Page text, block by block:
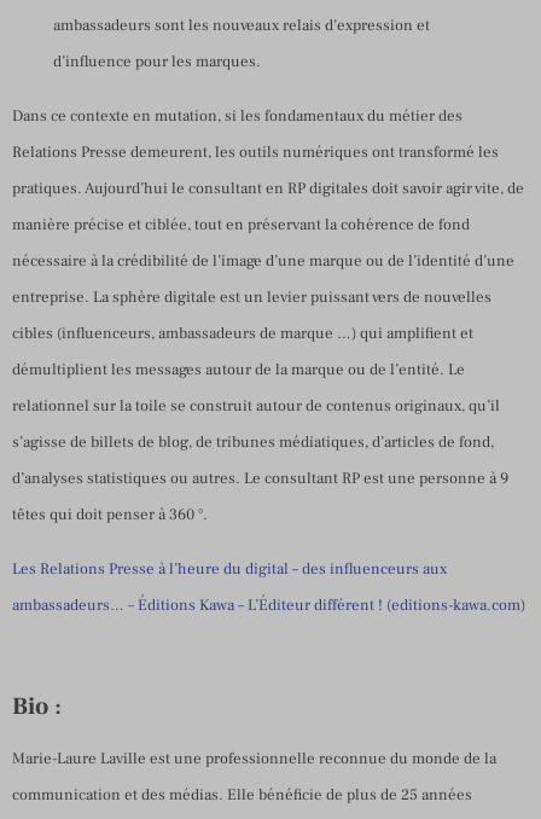
ambassadeurs sont les nouveaux relais d’expression et
d’influence pour les marques.
Dans ce contexte en mutation, si les fondamentaux du métier des
Relations Presse demeurent, les outils numériques ont transformé les
pratiques. Aujourd’hui le consultant en RP digitales doit savoir agir vite, de
manière précise et ciblée, tout en préservant la cohérence de fond
nécessaire à la crédibilité de l’image d’une marque ou de l’identité d’une
entreprise. La sphère digitale est un levier puissant vers de nouvelles
cibles (influenceurs, ambassadeurs de marque …) qui amplifient et
démultiplient les messages autour de la marque ou de l’entité. Le
relationnel sur la toile se construit autour de contenus originaux, qu’il
s’agisse de billets de blog, de tribunes médiatiques, d’articles de fond,
d’analyses statistiques ou autres. Le consultant RP est une personne à 9
têtes qui doit penser à 360 °.
Les Relations Presse à l’heure du digital – des influenceurs aux
ambassadeurs… – Éditions Kawa – L’Éditeur différent ! (editions-kawa.com)
Bio :
Marie-Laure Laville est une professionnelle reconnue du monde de la
communication et des médias. Elle bénéficie de plus de 25 années